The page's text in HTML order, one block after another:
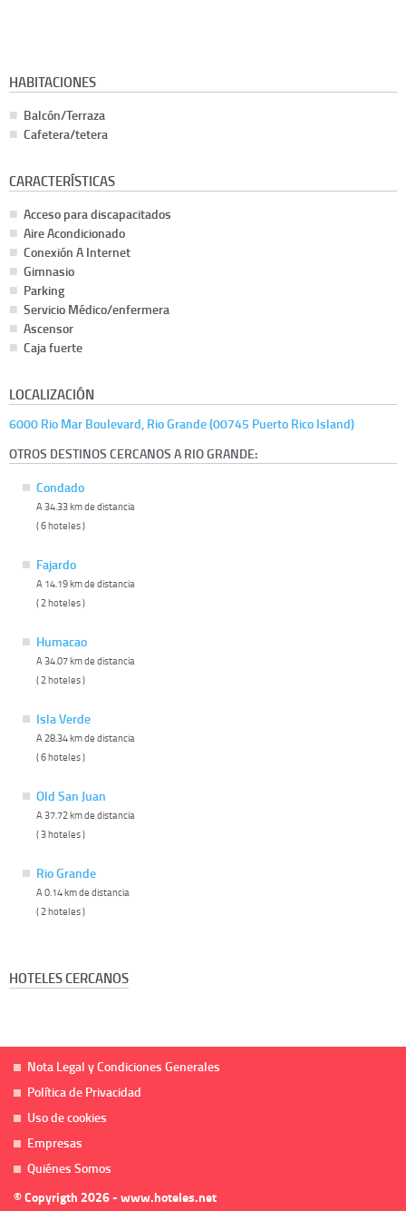
HABITACIONES
Balcón/Terraza
Cafetera/tetera
CARACTERÍSTICAS
Acceso para discapacitados
Aire Acondicionado
Conexión A Internet
Gimnasio
Parking
Servicio Médico/enfermera
Ascensor
Caja fuerte
LOCALIZACIÓN
6000 Rio Mar Boulevard, Rio Grande (00745 Puerto Rico Island)
OTROS DESTINOS CERCANOS A RIO GRANDE:
Condado
A 34.33 km de distancia
( 6 hoteles )
Fajardo
A 14.19 km de distancia
( 2 hoteles )
Humacao
A 34.07 km de distancia
( 2 hoteles )
Isla Verde
A 28.34 km de distancia
( 6 hoteles )
Old San Juan
A 37.72 km de distancia
( 3 hoteles )
Rio Grande
A 0.14 km de distancia
( 2 hoteles )
HOTELES CERCANOS
Nota Legal y Condiciones Generales
Política de Privacidad
Uso de cookies
Empresas
Quiénes Somos
© Copyrigth 2026 - www.hoteles.net